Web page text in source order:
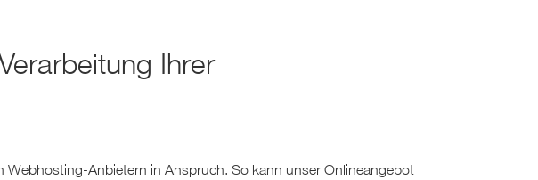
Ihrer
Anbietern in Anspruch. So kann unser Onlineangebot